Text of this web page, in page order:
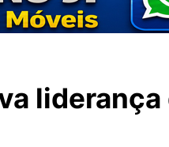
liderança